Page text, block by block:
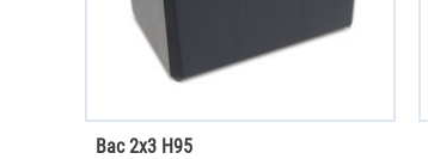
Bac 2x3 H95